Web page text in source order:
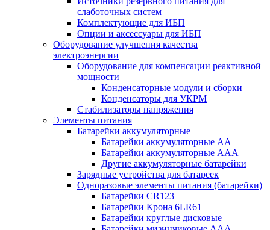
слаботочных систем
Комплектующие для ИБП
Опции и аксессуары для ИБП
Оборудование улучшения качества
электроэнергии
Оборудование для компенсации реактивной
мощности
Конденсаторные модули и сборки
Конденсаторы для УКРМ
Стабилизаторы напряжения
Элементы питания
Батарейки аккумуляторные
Батарейки аккумуляторные АА
Батарейки аккумуляторные ААА
Другие аккумуляторные батарейки
Зарядные устройства для батареек
Одноразовые элементы питания (батарейки)
Батарейки CR123
Батарейки Крона 6LR61
Батарейки круглые дисковые